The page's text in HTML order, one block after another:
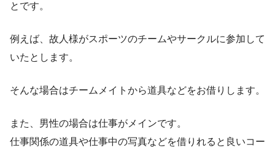
とです。
例えば、故人様がスポーツのチームやサークルに参加して
いたとします。
そんな場合はチームメイトから道具などをお借りします。
また、男性の場合は仕事がメインです。
仕事関係の道具や仕事中の写真などを借りれると良いコー